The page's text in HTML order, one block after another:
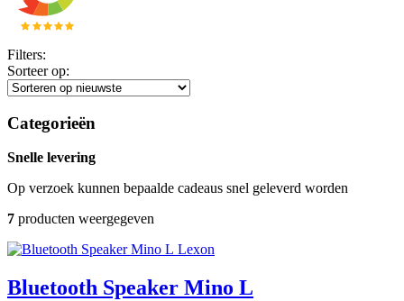
Filters:
Sorteer op:
Categorieën
Snelle levering
Op verzoek kunnen bepaalde cadeaus snel geleverd worden
7 producten weergegeven
Lexon
Bluetooth Speaker Mino L